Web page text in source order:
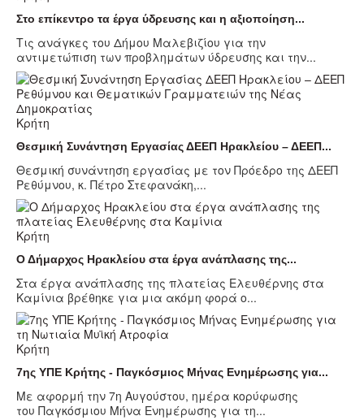
Στο επίκεντρο τα έργα ύδρευσης και η αξιοποίηση...
Τις ανάγκες του Δήμου Μαλεβιζίου για την
αντιμετώπιση των προβλημάτων ύδρευσης και την...
Κρήτη
Θεσμική Συνάντηση Εργασίας ΔΕΕΠ Ηρακλείου – ΔΕΕΠ...
Θεσμική συνάντηση εργασίας με τον Πρόεδρο της ΔΕΕΠ
Ρεθύμνου, κ. Πέτρο Στεφανάκη,...
Κρήτη
Ο Δήμαρχος Ηρακλείου στα έργα ανάπλασης της...
Στα έργα ανάπλασης της πλατείας Ελευθέρνης στα
Καμίνια βρέθηκε για μια ακόμη φορά ο...
Κρήτη
7ης ΥΠΕ Κρήτης - Παγκόσμιος Μήνας Ενημέρωσης για...
Με αφορμή την 7η Αυγούστου, ημέρα κορύφωσης
του Παγκόσμιου Μήνα Ενημέρωσης για τη...